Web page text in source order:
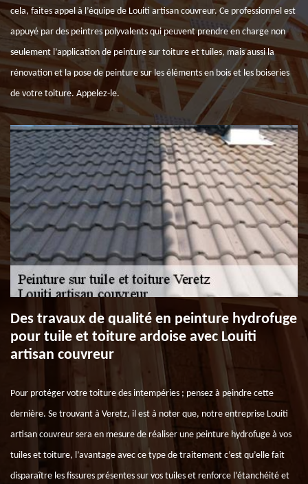
cela, faites appel à l’équipe de Louiti artisan couvreur. Ce professionnel est
appuyé par des peintres polyvalents qui peuvent prendre en charge non
seulement l’application de peinture sur toiture et tuiles, mais aussi la
rénovation et la pose de peinture sur les éléments en bois et les boiseries
de votre toiture. Appelez-le.
Des travaux de qualité en peinture hydrofuge
pour tuile et toiture ardoise avec Louiti
artisan couvreur
Pour protéger votre toiture des intempéries ; pensez à peindre cette
dernière. Se trouvant à Veretz, il est à noter que, notre entreprise Louiti
artisan couvreur sera en mesure de réaliser une peinture hydrofuge à vos
tuiles et toiture, l’avantage avec ce type de traitement c’est qu’elle fait
disparaître les fissures présentes sur vos tuiles et renforce l’étanchéité et